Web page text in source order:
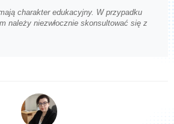
charakter edukacyjny. W przypadku
należy niezwłocznie skonsultować się z